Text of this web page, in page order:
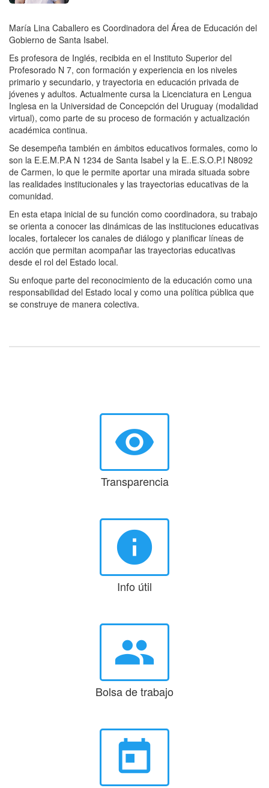
María Lina Caballero es Coordinadora del Área de Educación del
Gobierno de Santa Isabel.
Es profesora de Inglés, recibida en el Instituto Superior del
Profesorado N 7, con formación y experiencia en los niveles
primario y secundario, y trayectoria en educación privada de
jóvenes y adultos. Actualmente cursa la Licenciatura en Lengua
Inglesa en la Universidad de Concepción del Uruguay (modalidad
virtual), como parte de su proceso de formación y actualización
académica continua.
Se desempeña también en ámbitos educativos formales, como lo
son la E.E.M.P.A N 1234 de Santa Isabel y la E..E.S.O.P.I N8092
de Carmen, lo que le permite aportar una mirada situada sobre
las realidades institucionales y las trayectorias educativas de la
comunidad.
En esta etapa inicial de su función como coordinadora, su trabajo
se orienta a conocer las dinámicas de las instituciones educativas
locales, fortalecer los canales de diálogo y planificar líneas de
acción que permitan acompañar las trayectorias educativas
desde el rol del Estado local.
Su enfoque parte del reconocimiento de la educación como una
responsabilidad del Estado local y como una política pública que
se construye de manera colectiva.
visibility
Transparencia
info
Info útil
group
Bolsa de trabajo
today